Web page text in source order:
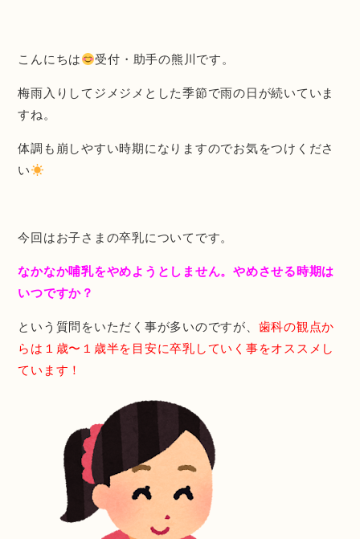
こんにちは 受付・助手の熊川です。
梅雨入りしてジメジメとした季節で雨の日が続いていま
すね。
体調も崩しやすい時期になりますのでお気をつけくださ
い
今回はお子さまの卒乳についてです。
なかなか哺乳をやめようとしません。やめさせる時期は
いつですか？
という質問をいただく事が多いのですが、 歯科の観点か
らは１歳〜１歳半を目安に卒乳していく事をオススメし
ています！